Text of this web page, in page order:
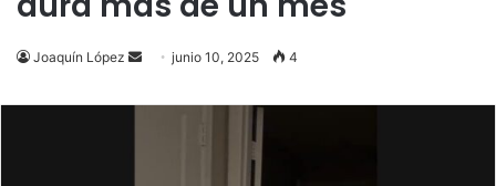
Joaquín López
Send
email
junio 10, 2025 4